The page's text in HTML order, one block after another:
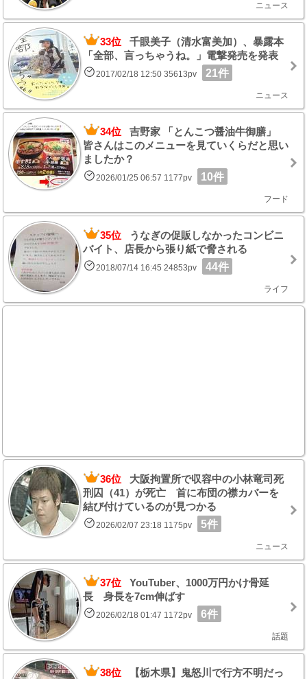
ニュース
33位 千眼美子（清水富美加）、暴露本
「全部、言っちゃうね。」電撃発売を発表
2017/02/18 12:50 35613pv 21件
ニュース
34位 吉野家 「とんこつ醤油牛御膳」
皆さんはこのメニューを見ていくらだと思い
ましたか？
2026/01/25 06:57 1177pv 10件
フード
35位 うなぎの促販しなかったコンビニ
バイト、店長から張り紙で脅される
2018/07/14 16:45 24853pv 44件
ライフ
36位 大阪拘置所で収容中の小林竜司死
刑囚（41）が死亡 首に布団の襟カバーを
結び付けているのが見つかる
2026/02/07 23:18 1175pv 5件
ニュース
37位 YouTuber、1000万円かけ骨延
長 身長を7cm伸ばす
2026/02/18 01:47 1172pv 6件
話題
38位 【栃木県】鬼怒川で行方不明だっ